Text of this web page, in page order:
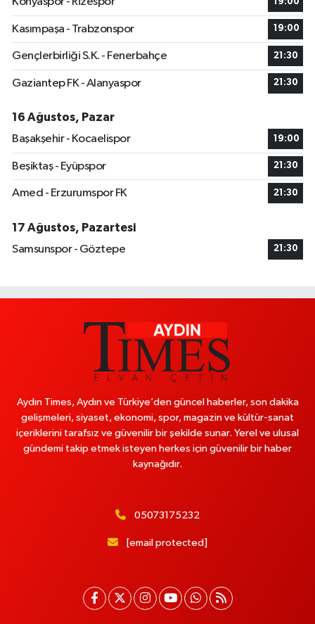
Kasımpaşa - Trabzonspor 19:00
Gençlerbirliği S.K. - Fenerbahçe 21:30
Gaziantep FK - Alanyaspor 21:30
16 Ağustos, Pazar
Başakşehir - Kocaelispor
19:00
Beşiktaş - Eyüpspor 21:30
Amed - Erzurumspor FK 21:30
17 Ağustos, Pazartesi
Samsunspor - Göztepe
21:30
Aydın Times, Aydın ve Türkiye’den güncel haberler, son dakika
gelişmeleri, siyaset, ekonomi, spor, magazin ve kültür-sanat
içeriklerini tarafsız ve güvenilir bir şekilde sunar. Yerel ve ulusal
gündemi takip etmek isteyen herkes için güvenilir bir haber
kaynağıdır.
05073175232
[email protected]